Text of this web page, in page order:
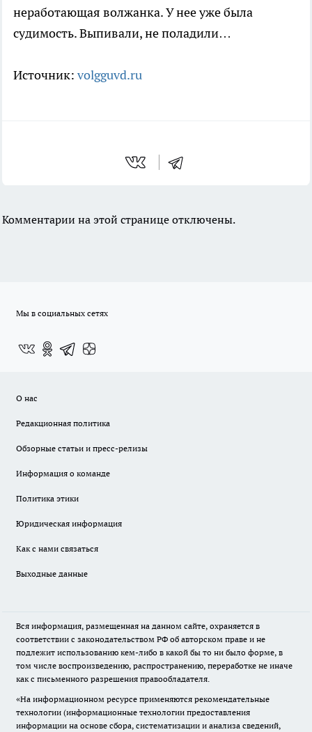
неработающая волжанка. У нее уже была
судимость. Выпивали, не поладили…
Источник: volgguvd.ru
Комментарии на этой странице отключены.
Мы в социальных сетях
О нас
Редакционная политика
Обзорные статьи и пресс-релизы
Информация о команде
Политика этики
Юридическая информация
Как с нами связаться
Выходные данные
Вся информация, размещенная на данном сайте, охраняется в
соответствии с законодательством РФ об авторском праве и не
подлежит использованию кем-либо в какой бы то ни было форме, в
том числе воспроизведению, распространению, переработке не иначе
как с письменного разрешения правообладателя.
«На информационном ресурсе применяются рекомендательные
технологии (информационные технологии предоставления
информации на основе сбора, систематизации и анализа сведений,